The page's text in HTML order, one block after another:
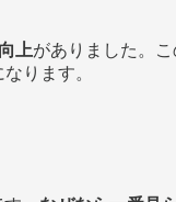
上がありました。
ります。